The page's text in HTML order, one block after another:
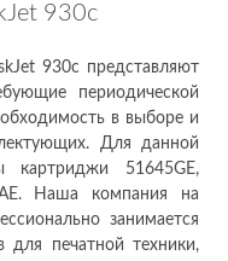
930c
930c представляют
периодической
в выборе и
Для данной
картриджи 51645GE,
Наша компания на
занимается
для печатной техники,